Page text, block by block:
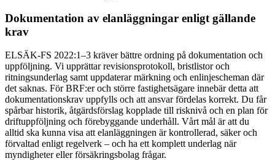
Dokumentation av elanläggningar enligt gällande
krav
ELSÄK-FS 2022:1–3 kräver bättre ordning på dokumentation och
uppföljning. Vi upprättar revisionsprotokoll, bristlistor och
ritningsunderlag samt uppdaterar märkning och enlinjescheman där
det saknas. För BRF:er och större fastighetsägare innebär detta att
dokumentationskrav uppfylls och att ansvar fördelas korrekt. Du får
spårbar historik, åtgärdsförslag kopplade till risknivå och en plan för
driftuppföljning och förebyggande underhåll. Vårt mål är att du
alltid ska kunna visa att elanläggningen är kontrollerad, säker och
förvaltad enligt regelverk – och ha ett komplett underlag när
myndigheter eller försäkringsbolag frågar.